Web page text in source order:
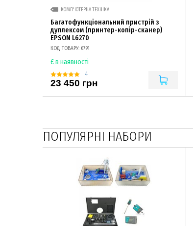
КОМП'ЮТЕРНА ТЕХНІКА
Багатофункціональний пристрій з
дуплексом (принтер-копір-сканер)
EPSON L6270
КОД ТОВАРУ: 6791
Є в наявності
4
23 450 грн
ПОПУЛЯРНІ НАБОРИ